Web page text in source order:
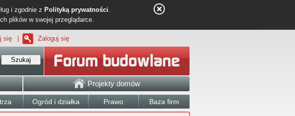
i zgodnie z Polityką prywatności.
plików w swojej przeglądarce.
się Zaloguj się
Szukaj
Projekty domów
Ogród i działka Prawo Baza firm